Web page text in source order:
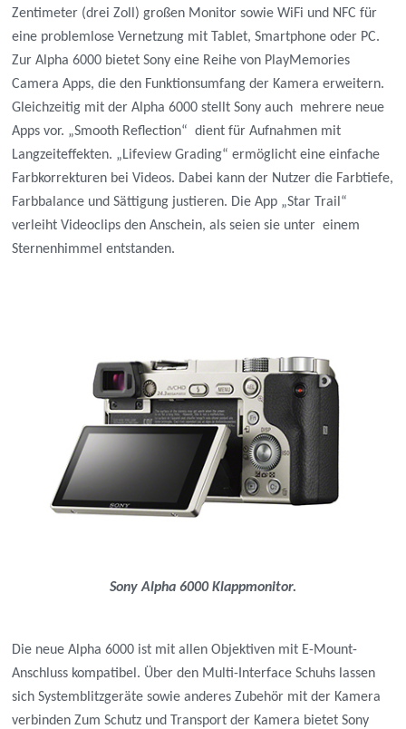
Zentimeter (drei Zoll) großen Monitor sowie WiFi und NFC für
eine problemlose Vernetzung mit Tablet, Smartphone oder PC.
Zur Alpha 6000 bietet Sony eine Reihe von PlayMemories
Camera Apps, die den Funktionsumfang der Kamera erweitern.
Gleichzeitig mit der Alpha 6000 stellt Sony auch mehrere neue
Apps vor. „Smooth Reflection“ dient für Aufnahmen mit
Langzeiteffekten. „Lifeview Grading“ ermöglicht eine einfache
Farbkorrekturen bei Videos. Dabei kann der Nutzer die Farbtiefe,
Farbbalance und Sättigung justieren. Die App „Star Trail“
verleiht Videoclips den Anschein, als seien sie unter einem
Sternenhimmel entstanden.
Sony Alpha 6000 Klappmonitor.
Die neue Alpha 6000 ist mit allen Objektiven mit E-Mount-
Anschluss kompatibel. Über den Multi-Interface Schuhs lassen
sich Systemblitzgeräte sowie anderes Zubehör mit der Kamera
verbinden Zum Schutz und Transport der Kamera bietet Sony